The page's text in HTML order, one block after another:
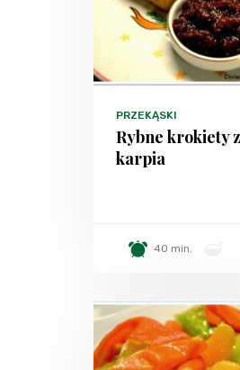
PRZEKĄSKI
Rybne krokiety z
karpia
40 min.